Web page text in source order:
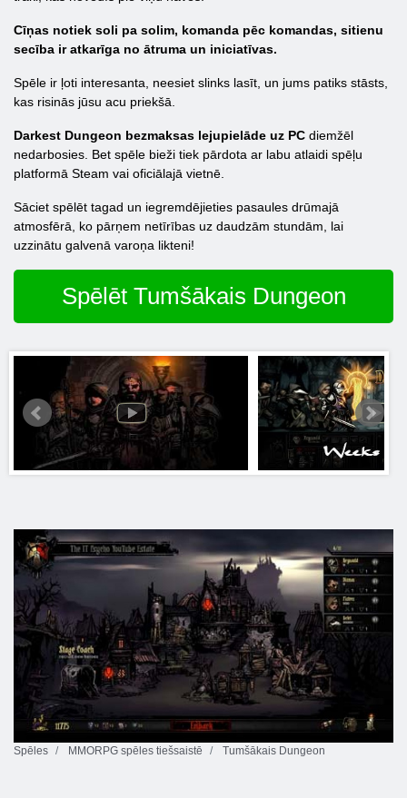
Cīņas notiek soli pa solim, komanda pēc komandas, sitienu
secība ir atkarīga no ātruma un iniciatīvas.
Spēle ir ļoti interesanta, neesiet slinks lasīt, un jums patiks stāsts,
kas risinās jūsu acu priekšā.
Darkest Dungeon bezmaksas lejupielāde uz PC diemžēl
nedarbosies. Bet spēle bieži tiek pārdota ar labu atlaidi spēļu
platformā Steam vai oficiālajā vietnē.
Sāciet spēlēt tagad un iegremdējieties pasaules drūmajā
atmosfērā, ko pārņem netīrības uz daudzām stundām, lai
uzzinātu galvenā varoņa likteni!
Spēlēt Tumšākais Dungeon
Spēles MMORPG spēles tiešsaistē Tumšākais Dungeon